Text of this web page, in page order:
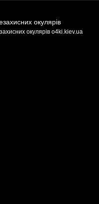
окулярів o4ki.kiev.ua